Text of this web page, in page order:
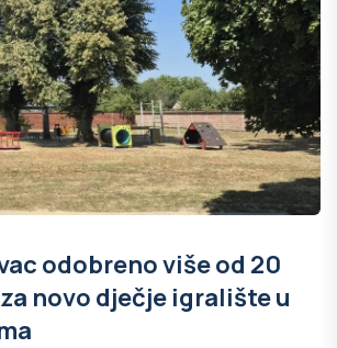
odobreno više od 20
novo dječje igralište u